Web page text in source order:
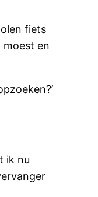
fiets
moest en
ik nu